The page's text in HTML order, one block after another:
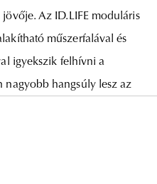
Az ID.LIFE moduláris
műszerfalával és
igyekszik felhívni a
nagyobb hangsúly lesz az